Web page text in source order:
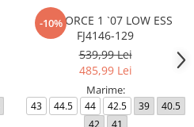
-10%
AIR FORCE 1 `07 LOW ESS
FJ4146-129
539,99 Lei
485,99 Lei
Marime:
43 44.5 44 42.5 39
40.5
42
41